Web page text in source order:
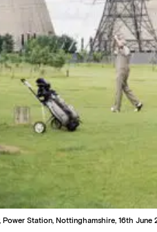
Power Station, Nottinghamshire, 16th